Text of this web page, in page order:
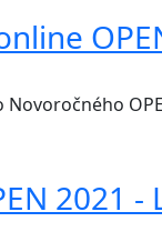
2021 -